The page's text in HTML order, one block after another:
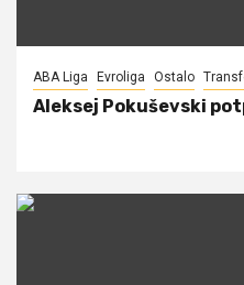
ABA Liga Evroliga Ostalo
Aleksej Pokuševski